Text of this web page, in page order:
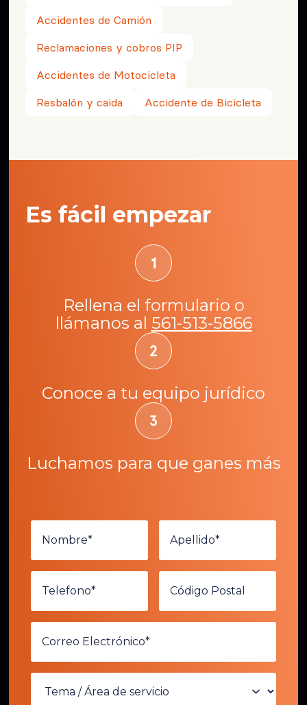
Accidentes de Camión
Reclamaciones y cobros PIP
Accidentes de Motocicleta
Resbalón y caida
Accidente de Bicicleta
Es fácil empezar
Rellena el formulario o
llámanos al 561-513-5866
Conoce a tu equipo jurídico
Luchamos para que ganes más